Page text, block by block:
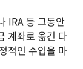
IRA 등 그동안
계좌로 옮긴 다
적인 수입을 마